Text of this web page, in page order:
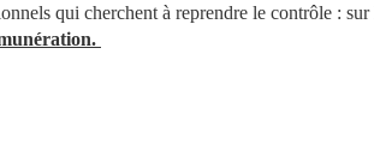
qui cherchent à reprendre le contrôle : sur